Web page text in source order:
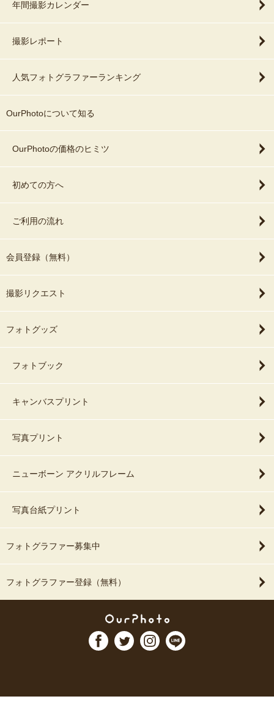
年間撮影カレンダー
撮影レポート
人気フォトグラファーランキング
OurPhotoについて知る
OurPhotoの価格のヒミツ
初めての方へ
ご利用の流れ
会員登録（無料）
撮影リクエスト
フォトグッズ
フォトブック
キャンバスプリント
写真プリント
ニューボーン アクリルフレーム
写真台紙プリント
フォトグラファー募集中
フォトグラファー登録（無料）